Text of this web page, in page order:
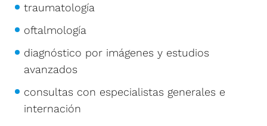
traumatología
oftalmología
diagnóstico por imágenes y estudios
avanzados
consultas con especialistas generales e
internación